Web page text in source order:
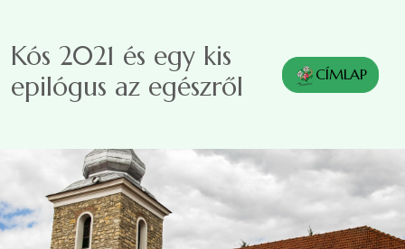
Kós 2021 és egy kis
epilógus az egészről
CÍMLAP